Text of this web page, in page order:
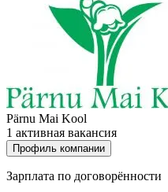
Pärnu Mai Kool
1 активная вакансия
Профиль компании
Зарплата по договорённости